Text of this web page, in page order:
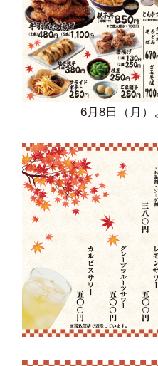
6月8日（月）